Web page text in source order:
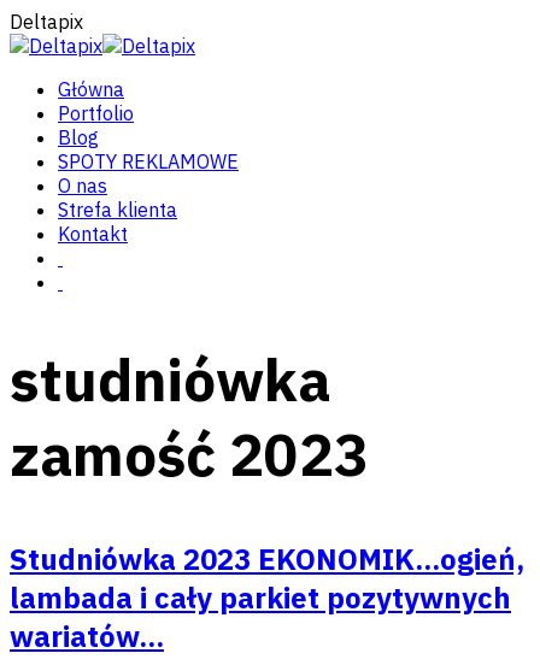
Deltapix
Główna
Portfolio
Blog
SPOTY REKLAMOWE
O nas
Strefa klienta
Kontakt
studniówka
zamość 2023
Studniówka 2023 EKONOMIK...ogień,
lambada i cały parkiet pozytywnych
wariatów...